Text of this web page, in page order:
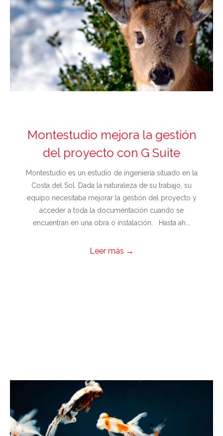
Montestudio mejora la gestión
del proyecto con G Suite
Montestudio es un estudio de ingeniería situado en la
Costa del Sol. Dada la naturaleza de su trabajo, su
equipo necesitaba mejorar la gestión del proyecto y
acceder a toda la documentación cuando se
encuentran en una obra o instalación. Hasta ah...
Leer más →